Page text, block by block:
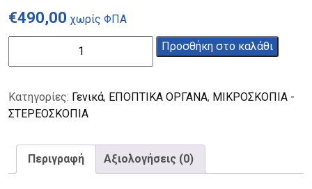
€490,00 χωρίς ΦΠΑ
επαναφορτιζόμενο
ποσότητα
Προσθήκη στο καλάθι
Κατηγορίες: Γενικά, ΕΠΟΠΤΙΚΑ ΟΡΓΑΝΑ, ΜΙΚΡΟΣΚΟΠΙΑ -
ΣΤΕΡΕOΣΚΟΠΙΑ
Περιγραφή Αξιολογήσεις (0)